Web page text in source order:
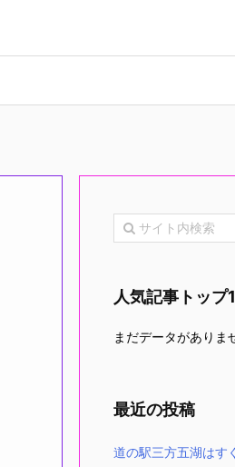
人気記事トップ
まだデータがありま
最近の投稿
道の駅三方五湖はす